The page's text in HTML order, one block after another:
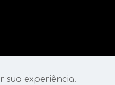
sua experiência.